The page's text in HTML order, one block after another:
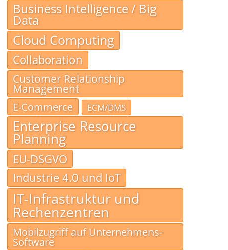
Business Intelligence / Big
Data
Cloud Computing
Collaboration
Customer Relationship
Management
E-Commerce
ECM/DMS
Enterprise Resource
Planning
EU-DSGVO
Industrie 4.0 und IoT
IT-Infrastruktur und
Rechenzentren
Mobilzugriff auf Unternehmens-
Software